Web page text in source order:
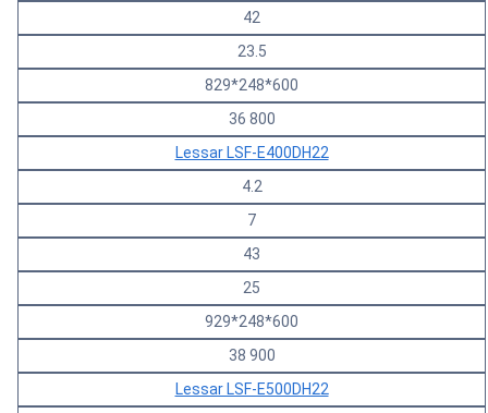
42
23.5
829*248*600
36 800
Lessar LSF-E400DH22
4.2
7
43
25
929*248*600
38 900
Lessar LSF-E500DH22